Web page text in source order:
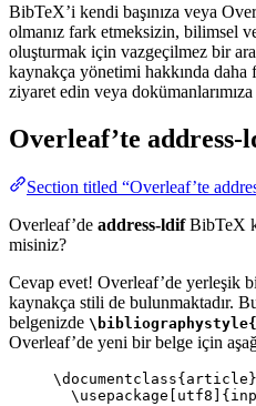
BibTeX’i kendi başınıza veya
olmanız fark etmeksizin, bilimsel
oluşturmak için vazgeçilmez bir
kaynakça yönetimi hakkında
ziyaret edin veya dokümanlarımıza
Overleaf’te address-
Section titled “Overleaf’te
Overleaf’de address-ldifBibTeX
misiniz?
Cevap evet! Overleaf’de yerleşik
kaynakça stili de bulunmaktadır.
belgenizde
Overleaf’de yeni bir belge için
\documentclass{ article }
\usepackage
utf8 ]{